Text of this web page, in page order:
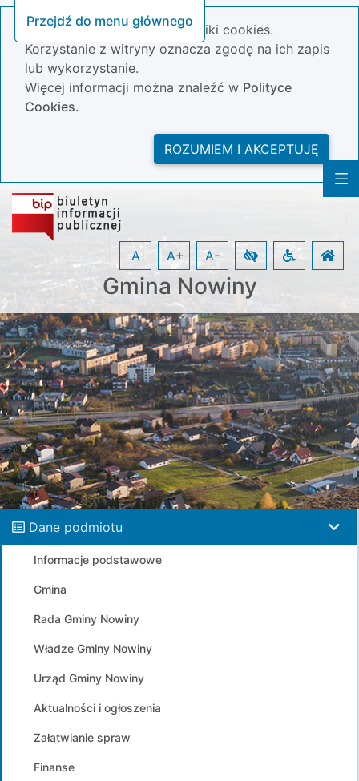
Przejdź do menu głównego
Nasza strona wykorzystuje pliki cookies.
Korzystanie z witryny oznacza zgodę na ich zapis
lub wykorzystanie.
Więcej informacji można znaleźć w Polityce
Cookies.
ROZUMIEM I AKCEPTUJĘ
Gmina Nowiny
A A+ A-
Dane podmiotu
Informacje podstawowe
Gmina
Rada Gminy Nowiny
Władze Gminy Nowiny
Urząd Gminy Nowiny
Aktualności i ogłoszenia
Załatwianie spraw
Finanse